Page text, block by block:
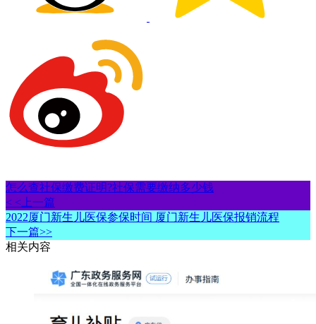
怎么查社保缴费证明?社保需要缴纳多少钱
< <上一篇
2022厦门新生儿医保参保时间 厦门新生儿医保报销流程
下一篇>>
相关内容